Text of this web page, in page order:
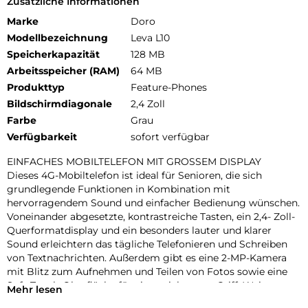
Marke
Doro
Modellbezeichnung
Leva L10
Speicherkapazität
128 MB
Arbeitsspeicher (RAM)
64 MB
Produkttyp
Feature-Phones
Bildschirmdiagonale
2,4 Zoll
Farbe
Grau
Verfügbarkeit
sofort verfügbar
EINFACHES MOBILTELEFON MIT GROSSEM DISPLAY
Dieses 4G-Mobiltelefon ist ideal für Senioren, die sich
grundlegende Funktionen in Kombination mit
hervorragendem Sound und einfacher Bedienung wünschen.
Voneinander abgesetzte, kontrastreiche Tasten, ein 2,4- Zoll-
Querformatdisplay und ein besonders lauter und klarer
Sound erleichtern das tägliche Telefonieren und Schreiben
von Textnachrichten. Außerdem gibt es eine 2-MP-Kamera
mit Blitz zum Aufnehmen und Teilen von Fotos sowie eine
Soft-Touch-Oberfläche für einen sichereren Griff. Weitere
Mehr lesen